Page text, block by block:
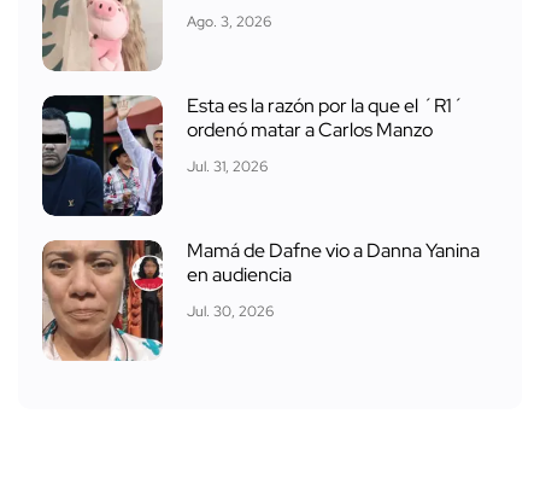
Ago. 3, 2026
Esta es la razón por la que el ´R1´
ordenó matar a Carlos Manzo
Jul. 31, 2026
Mamá de Dafne vio a Danna Yanina
en audiencia
Jul. 30, 2026